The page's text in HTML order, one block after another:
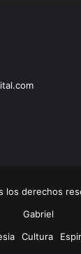
derechos
Gabriel
Cultura